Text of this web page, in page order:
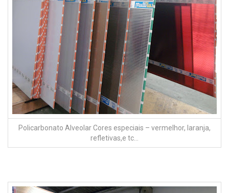
Policarbonato Alveolar Cores especiais – vermelhor, laranja,
refletivas,e tc…